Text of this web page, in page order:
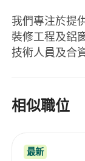
我們專注於提
裝修工程及鋁
技術人員及合
相似職位
最新